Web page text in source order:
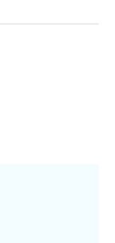
ストーブ - -